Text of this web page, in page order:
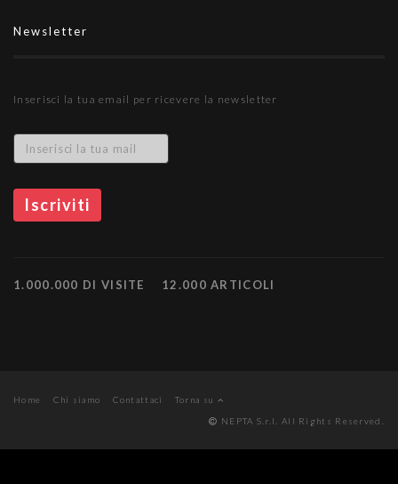
Newsletter
Inserisci la tua email per ricevere la newsletter
1.000.000 DI VISITE 12.000 ARTICOLI
Home Chi siamo Contattaci
Torna su
NEPTA S.r.l. All Rights Reserved.